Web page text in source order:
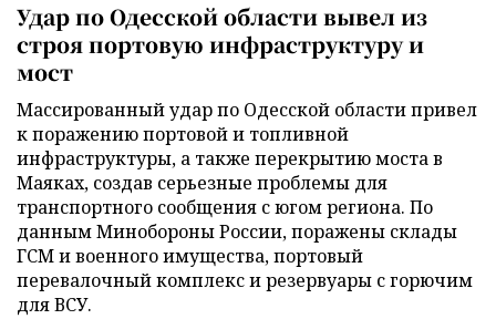
Удар по Одесской области вывел из
строя портовую инфраструктуру и
мост
Массированный удар по Одесской области привел
к поражению портовой и топливной
инфраструктуры, а также перекрытию моста в
Маяках, создав серьезные проблемы для
транспортного сообщения с югом региона. По
данным Минобороны России, поражены склады
ГСМ и военного имущества, портовый
перевалочный комплекс и резервуары с горючим
для ВСУ.